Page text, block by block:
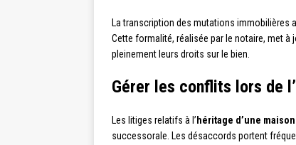
La transcription des mutations immobilières
Cette formalité, réalisée par le notaire, met à
pleinement leurs droits sur le bien.
Gérer les conflits lors de
Les litiges relatifs à l’ héritage d’une
successorale. Les désaccords portent